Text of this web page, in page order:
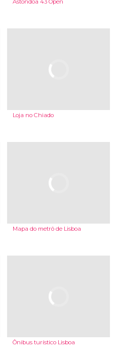
Astondoa 43 Open
Loja no Chiado
Mapa do metrô de Lisboa
Ônibus turístico Lisboa